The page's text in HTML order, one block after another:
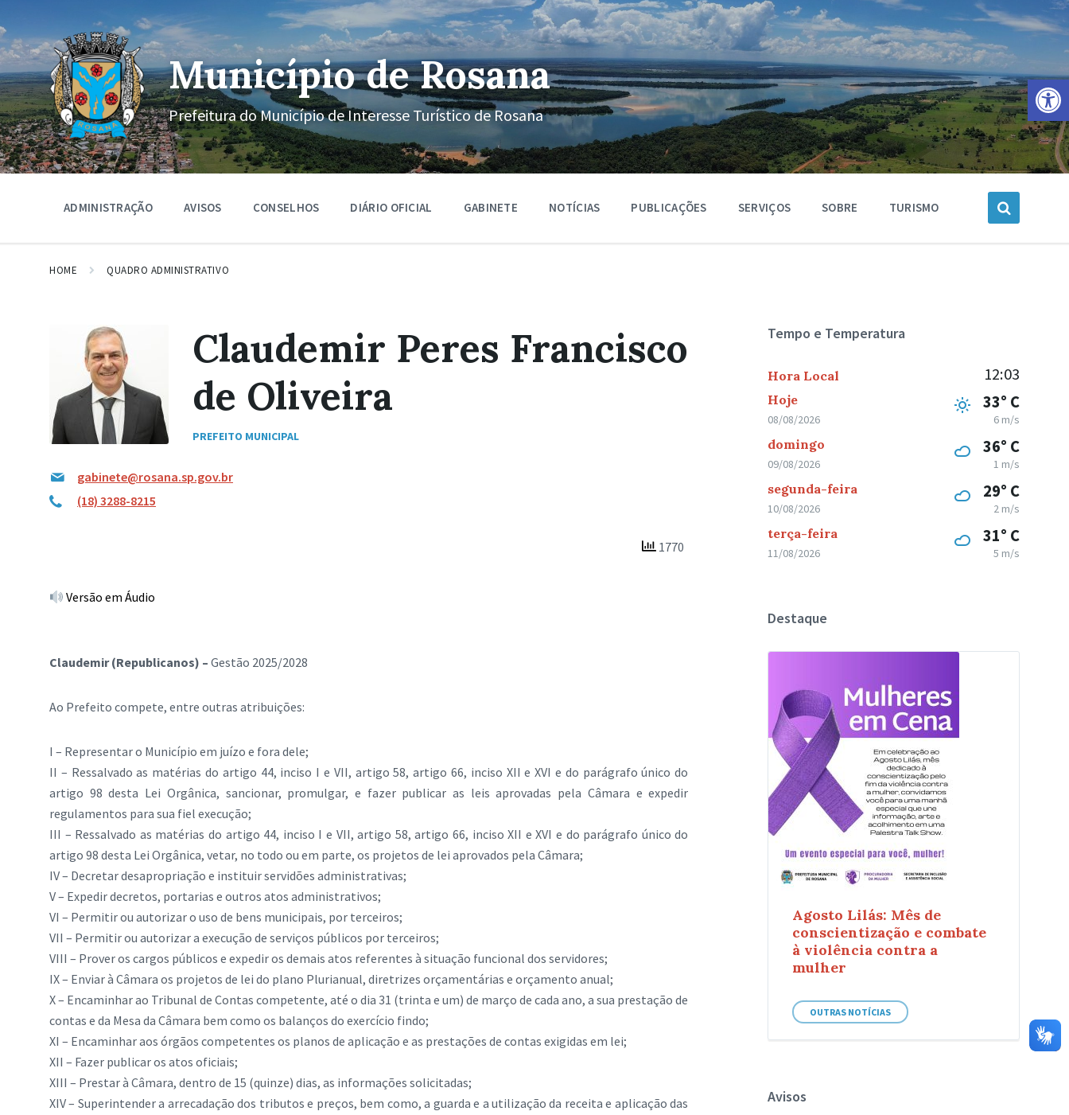
Barra de Ferramentas Aberta
o
conteúdo
a
navegação
principal
o
rodapé
Município de Rosana
Prefeitura do Município de Interesse Turístico de Rosana
ADMINISTRAÇÃO AVISOS CONSELHOS DIÁRIO OFICIAL GABINETE NOTÍCIAS PUBLICAÇÕES SERVIÇOS SOBRE TURISMO
HOME QUADRO ADMINISTRATIVO
Claudemir Peres Francisco
de Oliveira
PREFEITO MUNICIPAL
gabinete@rosana.sp.gov.br
(18) 3288-8215
1770
Versão em Áudio
Claudemir (Republicanos) – Gestão 2025/2028
Ao Prefeito compete, entre outras atribuições:
I – Representar o Município em juízo e fora dele;
II – Ressalvado as matérias do artigo 44, inciso I e VII, artigo 58, artigo 66, inciso XII e XVI e do parágrafo único do
artigo 98 desta Lei Orgânica, sancionar, promulgar, e fazer publicar as leis aprovadas pela Câmara e expedir
regulamentos para sua fiel execução;
III – Ressalvado as matérias do artigo 44, inciso I e VII, artigo 58, artigo 66, inciso XII e XVI e do parágrafo único do
artigo 98 desta Lei Orgânica, vetar, no todo ou em parte, os projetos de lei aprovados pela Câmara;
IV – Decretar desapropriação e instituir servidões administrativas;
V – Expedir decretos, portarias e outros atos administrativos;
VI – Permitir ou autorizar o uso de bens municipais, por terceiros;
VII – Permitir ou autorizar a execução de serviços públicos por terceiros;
VIII – Prover os cargos públicos e expedir os demais atos referentes à situação funcional dos servidores;
IX – Enviar à Câmara os projetos de lei do plano Plurianual, diretrizes orçamentárias e orçamento anual;
X – Encaminhar ao Tribunal de Contas competente, até o dia 31 (trinta e um) de março de cada ano, a sua prestação de
contas e da Mesa da Câmara bem como os balanços do exercício findo;
XI – Encaminhar aos órgãos competentes os planos de aplicação e as prestações de contas exigidas em lei;
XII – Fazer publicar os atos oficiais;
XIII – Prestar à Câmara, dentro de 15 (quinze) dias, as informações solicitadas;
XIV – Superintender a arrecadação dos tributos e preços, bem como, a guarda e a utilização da receita e aplicação das
Tempo e Temperatura
Hora Local 12:03
Hoje
08/08/2026
33° C
6 m/s
domingo
09/08/2026
36° C
1 m/s
segunda-feira
10/08/2026
29° C
2 m/s
terça-feira
11/08/2026
31° C
5 m/s
Destaque
Agosto Lilás: Mês de
conscientização e combate
à violência contra a
mulher
OUTRAS NOTÍCIAS
Avisos